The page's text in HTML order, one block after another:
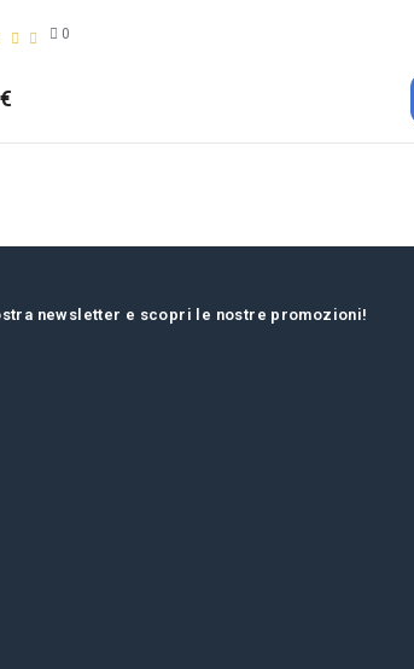
0
newsletter e scopri le nostre promozioni!